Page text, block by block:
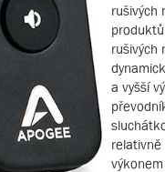
rušivých
rušivých
a vyšší
relativně